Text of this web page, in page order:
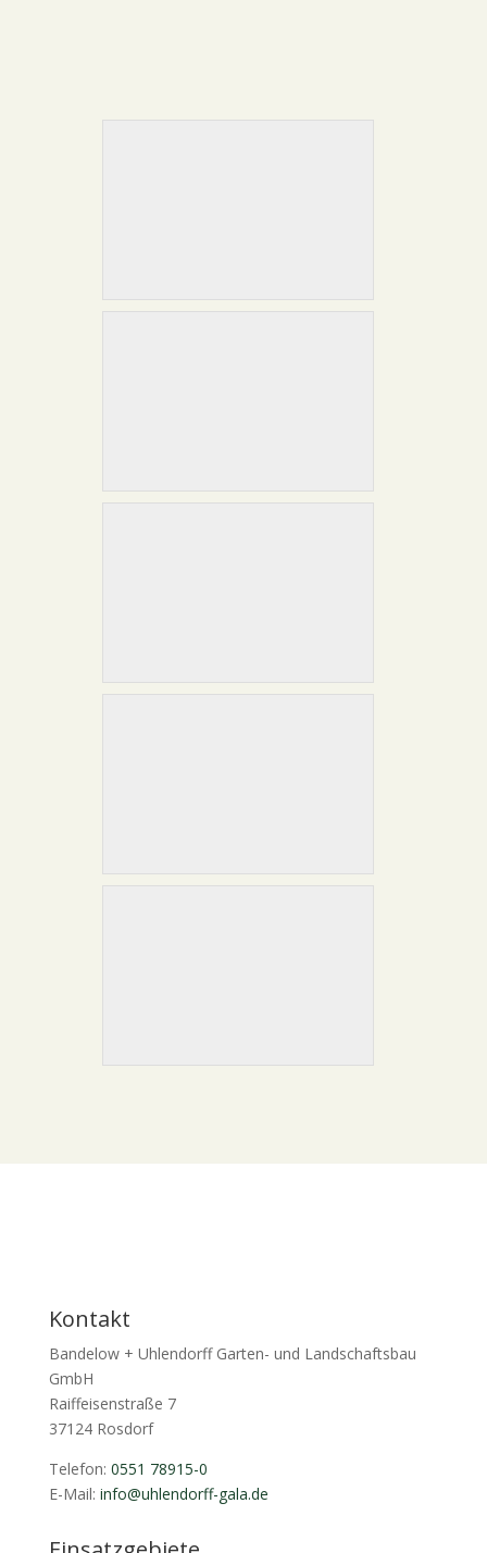
Kontakt
Bandelow + Uhlendorff Garten- und Landschaftsbau
GmbH
Raiffeisenstraße 7
37124 Rosdorf
Telefon: 0551 78915-0
E-Mail: info@uhlendorff-gala.de